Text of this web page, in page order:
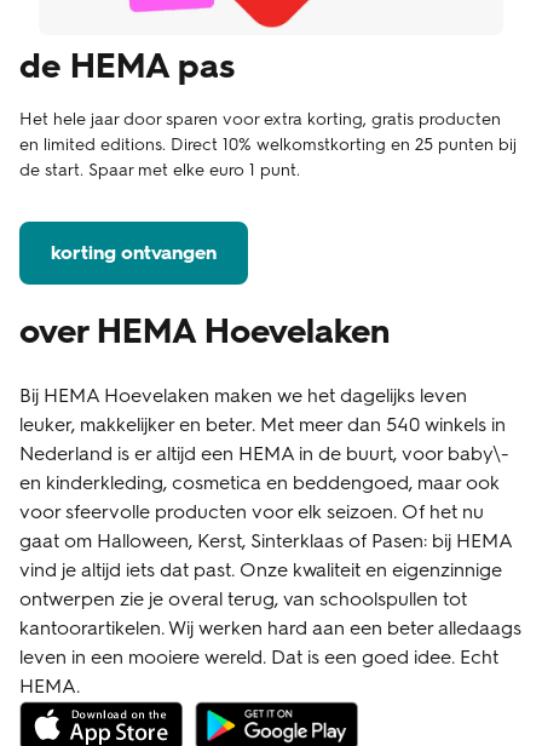
de HEMA pas
Het hele jaar door sparen voor extra korting, gratis producten
en limited editions. Direct 10% welkomstkorting en 25 punten bij
de start. Spaar met elke euro 1 punt.
korting ontvangen
over HEMA Hoevelaken
Bij HEMA Hoevelaken maken we het dagelijks leven
leuker, makkelijker en beter. Met meer dan 540 winkels in
Nederland is er altijd een HEMA in de buurt, voor baby\-
en kinderkleding, cosmetica en beddengoed, maar ook
voor sfeervolle producten voor elk seizoen. Of het nu
gaat om Halloween, Kerst, Sinterklaas of Pasen: bij HEMA
vind je altijd iets dat past. Onze kwaliteit en eigenzinnige
ontwerpen zie je overal terug, van schoolspullen tot
kantoorartikelen. Wij werken hard aan een beter alledaags
leven in een mooiere wereld. Dat is een goed idee. Echt
HEMA.